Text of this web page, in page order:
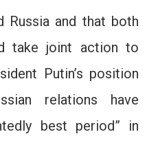
Russia and that both
take joint action to
Putin’s position
relations have
best period” in